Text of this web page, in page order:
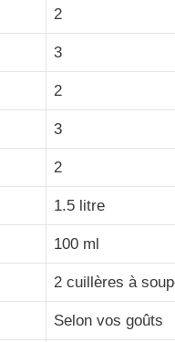
2
3
2
3
2
1.5 litre
100 ml
2 cuillères à
Selon vos goûts